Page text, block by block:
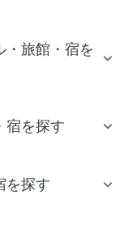
・旅館・宿を
宿を探す
を探す